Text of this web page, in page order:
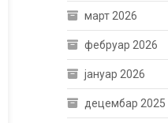
март 2026
фебруар 2026
јануар 2026
децембар 2025